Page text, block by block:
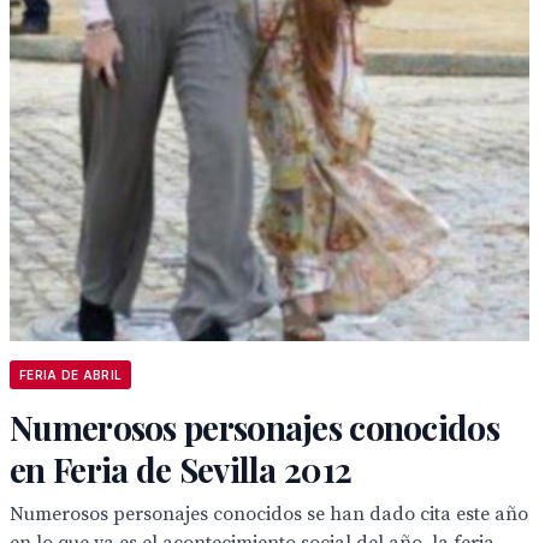
FERIA DE ABRIL
Numerosos personajes conocidos
en Feria de Sevilla 2012
Numerosos personajes conocidos se han dado cita este año